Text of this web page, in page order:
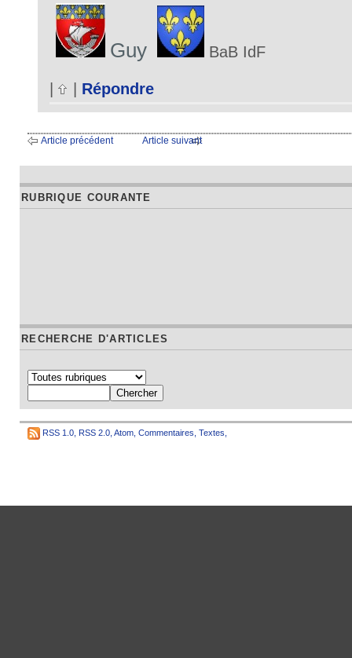
Guy BaB IdF
| | Répondre
Article précédent Article suivant
RUBRIQUE COURANTE
RECHERCHE D'ARTICLES
RSS 1.0 RSS 2.0 Atom Commentaires Textes